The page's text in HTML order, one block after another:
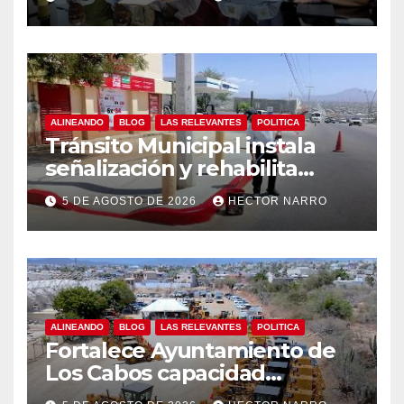
centro histórico
ALINEANDO BLOG LAS RELEVANTES POLITICA
Tránsito Municipal instala
señalización y rehabilita
cruces peatonales en Los
Cabos
5 DE AGOSTO DE 2026 HECTOR NARRO
ALINEANDO BLOG LAS RELEVANTES POLITICA
Fortalece Ayuntamiento de
Los Cabos capacidad
operativa de Servicios